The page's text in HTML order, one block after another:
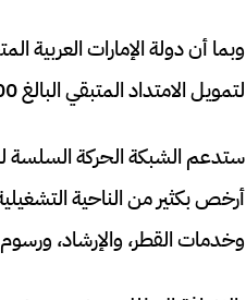
وبما أن دولة الإمارات
لتمويل الامتداد المتبقي البالغ 300 كيلومتر على أساس الأولوية.
ستدعم الشبكة الحركة السلسة
أرخص بكثير من الناحية
وخدمات القطر، والإرشاد،